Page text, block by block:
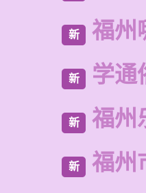
新 福州
新 学通
新 福州
新 福州